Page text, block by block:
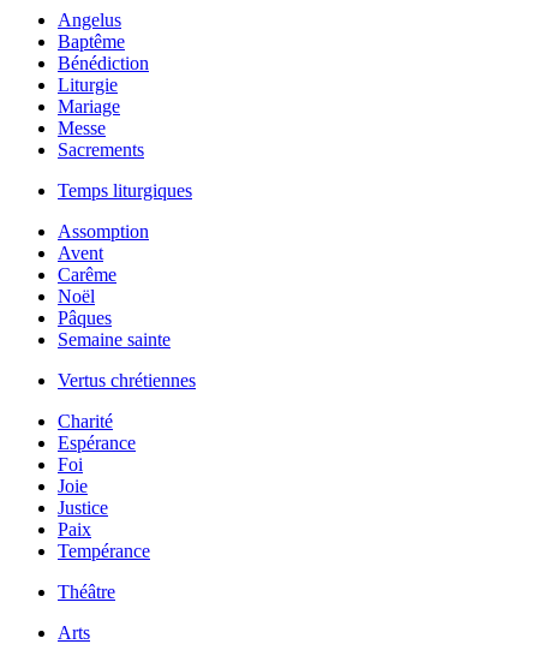
Angelus
Baptême
Bénédiction
Liturgie
Mariage
Messe
Sacrements
Temps liturgiques
Assomption
Avent
Carême
Noël
Pâques
Semaine sainte
Vertus chrétiennes
Charité
Espérance
Foi
Joie
Justice
Paix
Tempérance
Théâtre
Arts